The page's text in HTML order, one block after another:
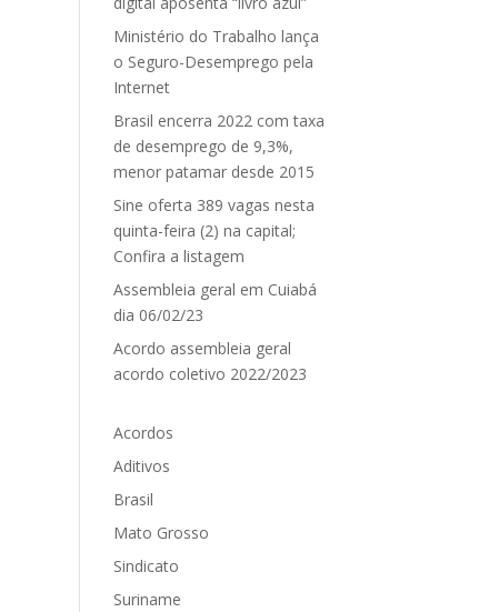
Ministério do Trabalho lança
o Seguro-Desemprego pela
Internet
Brasil encerra 2022 com taxa
de desemprego de 9,3%,
menor patamar desde 2015
Sine oferta 389 vagas nesta
quinta-feira (2) na capital;
Confira a listagem
Assembleia geral em Cuiabá
dia 06/02/23
Acordo assembleia geral
acordo coletivo 2022/2023
Acordos
Aditivos
Brasil
Mato Grosso
Sindicato
Suriname